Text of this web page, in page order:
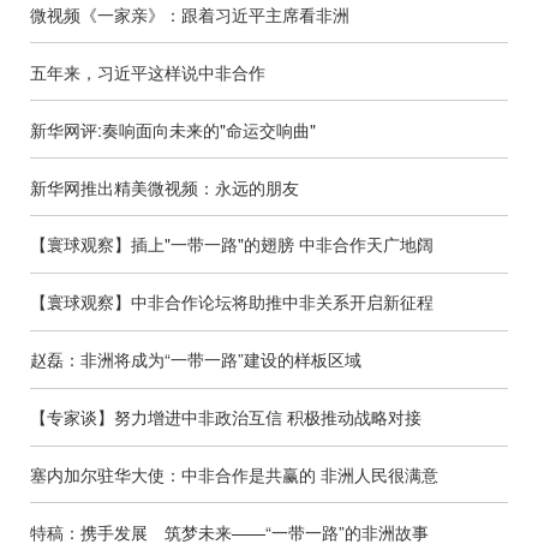
微视频《一家亲》：跟着习近平主席看非洲
五年来，习近平这样说中非合作
新华网评:奏响面向未来的"命运交响曲"
新华网推出精美微视频：永远的朋友
【寰球观察】插上"一带一路"的翅膀 中非合作天广地阔
【寰球观察】中非合作论坛将助推中非关系开启新征程
赵磊：非洲将成为“一带一路”建设的样板区域
【专家谈】努力增进中非政治互信 积极推动战略对接
塞内加尔驻华大使：中非合作是共赢的 非洲人民很满意
特稿：携手发展 筑梦未来——“一带一路”的非洲故事